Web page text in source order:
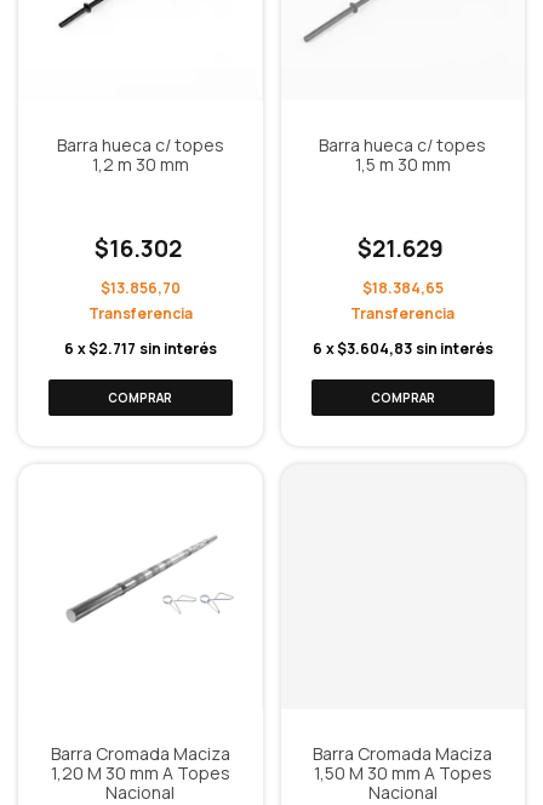
Barra hueca c/ topes
1,2 m 30 mm
$16.302
$13.856,70
6 x$2.717 sin interés
Barra hueca c/ topes
1,5 m 30 mm
$21.629
$18.384,65
6 x$3.604,83 sin interés
Barra Cromada Maciza
1,20 M 30 mm A Topes
Nacional
Barra Cromada Maciza
1,50 M 30 mm A Topes
Nacional